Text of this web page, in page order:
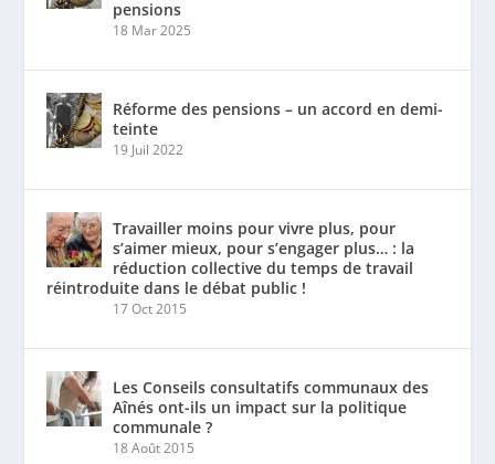
pensions
18 Mar 2025
Réforme des pensions – un accord en demi-
teinte
19 Juil 2022
Travailler moins pour vivre plus, pour
s’aimer mieux, pour s’engager plus… : la
réduction collective du temps de travail
réintroduite dans le débat public !
17 Oct 2015
Les Conseils consultatifs communaux des
Aînés ont-ils un impact sur la politique
communale ?
18 Août 2015